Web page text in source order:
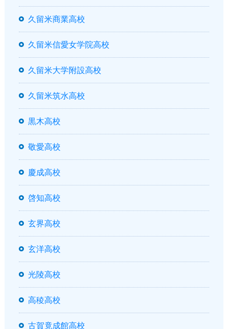
久留米商業高校
久留米信愛女学院高校
久留米大学附設高校
久留米筑水高校
黒木高校
敬愛高校
慶成高校
啓知高校
玄界高校
玄洋高校
光陵高校
高稜高校
古賀竟成館高校